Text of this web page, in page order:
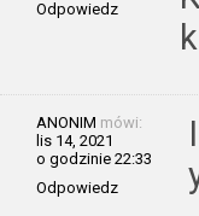
Odpowiedz
ANONIM mówi:
lis 14, 2021
o godzinie 22:33
Odpowiedz